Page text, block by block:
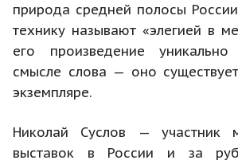
природа средней полосы
технику называют «элегией в
его произведение
смысле слова — оно
экземпляре.
Николай Суслов — участник
выставок в России и за